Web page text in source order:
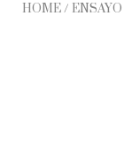
HOME/ ENSAYO